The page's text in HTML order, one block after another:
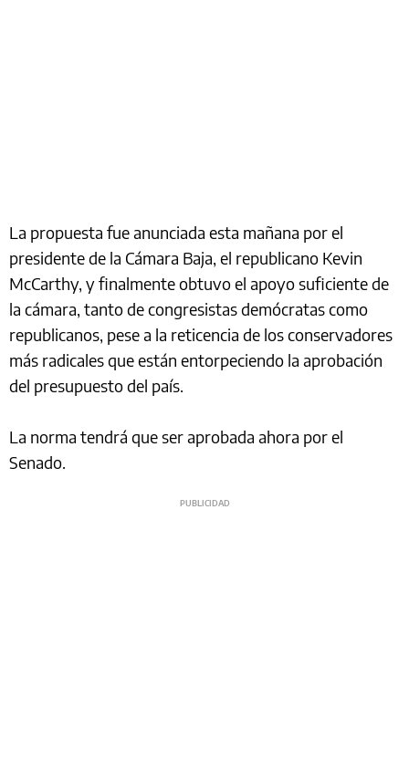
La propuesta fue anunciada esta mañana por el
presidente de la Cámara Baja, el republicano Kevin
McCarthy, y finalmente obtuvo el apoyo suficiente de
la cámara, tanto de congresistas demócratas como
republicanos, pese a la reticencia de los conservadores
más radicales que están entorpeciendo la aprobación
del presupuesto del país.
La norma tendrá que ser aprobada ahora por el
Senado.